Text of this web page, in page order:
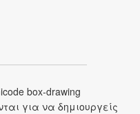
box‑drawing
για να δημιουργείς